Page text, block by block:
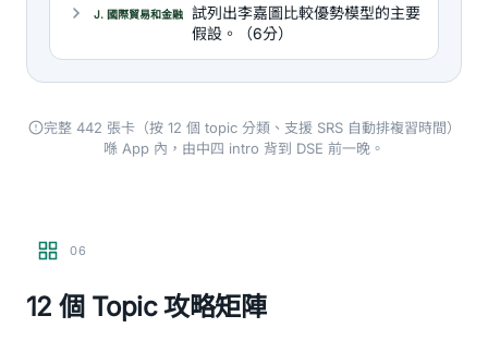
J. 國際貿易和金融
試列出李嘉圖比較優勢模型的主要
假設。（6分）
完整 442 張卡（按 12 個 topic 分類、支援 SRS 自動排複習時間）
喺 App 內，由中四 intro 背到 DSE 前一晚。
06
12 個 Topic 攻略矩陣